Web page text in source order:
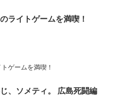
ライトゲームを満喫！
ゲームを満喫！
、ソメティ。 広島死闘編